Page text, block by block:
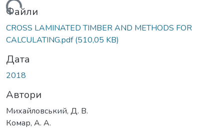
Файли
CROSS LAMINATED TIMBER AND METHODS FOR
CALCULATING.pdf(510,05 KB)
Дата
2018
Автори
Михайловський, Д. В.
Комар, А. А.